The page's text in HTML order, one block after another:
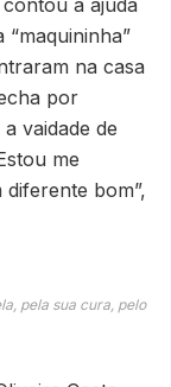
a ajuda
“maquininha”
na casa
por
vaidade de
me
bom”,
pela sua cura, pelo